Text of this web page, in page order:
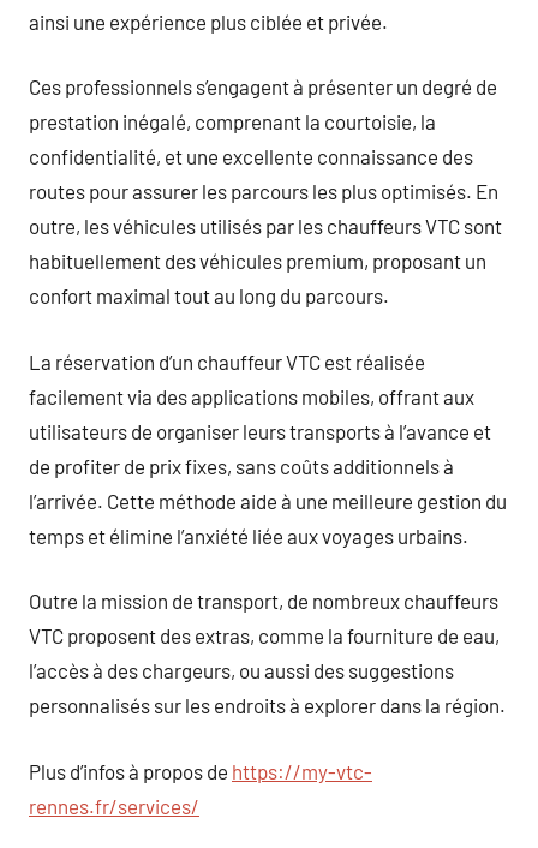
ainsi une expérience plus ciblée et privée.
Ces professionnels s’engagent à présenter un degré de
prestation inégalé, comprenant la courtoisie, la
confidentialité, et une excellente connaissance des
routes pour assurer les parcours les plus optimisés. En
outre, les véhicules utilisés par les chauffeurs VTC sont
habituellement des véhicules premium, proposant un
confort maximal tout au long du parcours.
La réservation d’un chauffeur VTC est réalisée
facilement via des applications mobiles, offrant aux
utilisateurs de organiser leurs transports à l’avance et
de profiter de prix fixes, sans coûts additionnels à
l’arrivée. Cette méthode aide à une meilleure gestion du
temps et élimine l’anxiété liée aux voyages urbains.
Outre la mission de transport, de nombreux chauffeurs
VTC proposent des extras, comme la fourniture de eau,
l’accès à des chargeurs, ou aussi des suggestions
personnalisés sur les endroits à explorer dans la région.
Plus d’infos à propos de https://my-vtc-
rennes.fr/services/